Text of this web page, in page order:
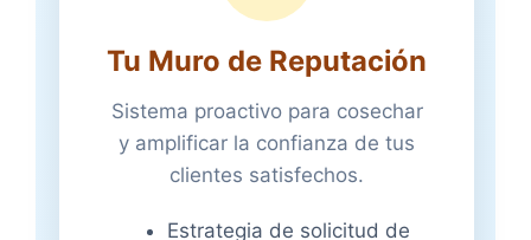
Tu Muro de Reputación
Sistema proactivo para cosechar
y amplificar la confianza de tus
clientes satisfechos.
Estrategia de solicitud de